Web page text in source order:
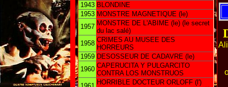
1943 BLONDINE
1953 MONSTRE MAGNETIQUE (le)
1957 MONSTRE DE L'ABIME (le) (le secret
du lac salé)
1958 CRIMES AU MUSEE DES
HORREURS
1959 DESOSSEUR DE CADAVRE (le)
1960 CAPERUCITA Y PULGARCITO
CONTRA LOS MONSTRUOS
HORRIBLE DOCTEUR ORLOFF (l')